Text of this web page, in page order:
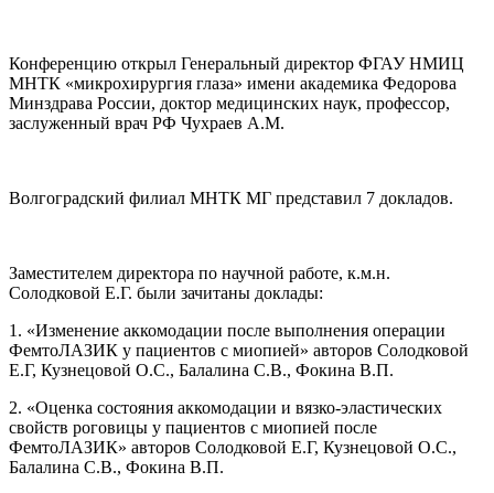
Конференцию открыл Генеральный директор ФГАУ НМИЦ
МНТК «микрохирургия глаза» имени академика Федорова
Минздрава России, доктор медицинских наук, профессор,
заслуженный врач РФ Чухраев А.М.
Волгоградский филиал МНТК МГ представил 7 докладов.
Заместителем директора по научной работе, к.м.н.
Солодковой Е.Г. были зачитаны доклады:
1. «Изменение аккомодации после выполнения операции
ФемтоЛАЗИК у пациентов с миопией» авторов Солодковой
Е.Г, Кузнецовой О.С., Балалина С.В., Фокина В.П.
2. «Оценка состояния аккомодации и вязко-эластических
свойств роговицы у пациентов с миопией после
ФемтоЛАЗИК» авторов Солодковой Е.Г, Кузнецовой О.С.,
Балалина С.В., Фокина В.П.